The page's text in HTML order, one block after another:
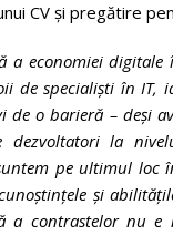
CV și pregătire
a economiei digitale
de specialiști în IT,
de o barieră – deși
dezvoltatori la
pe ultimul loc
și
a contrastelor nu e